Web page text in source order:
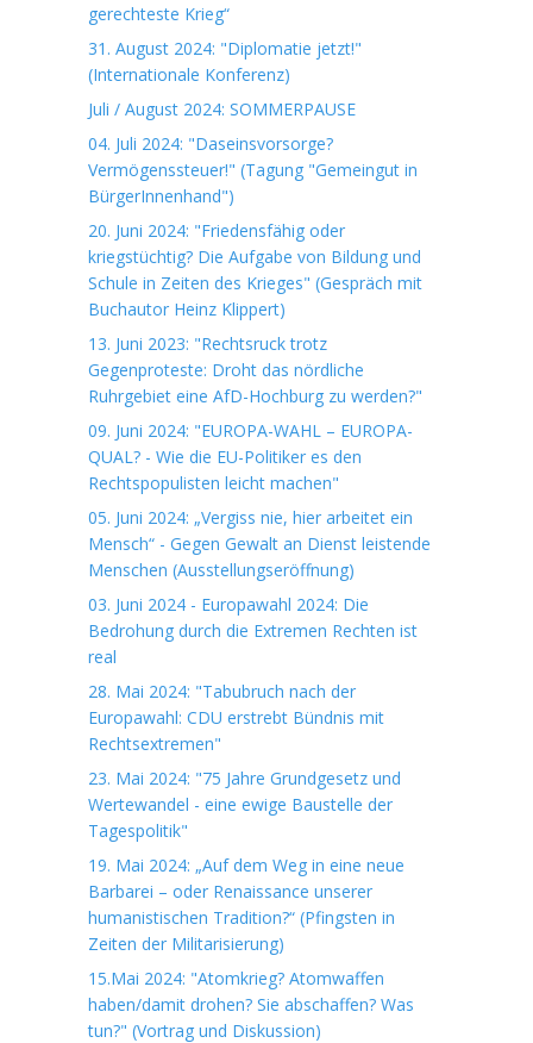
gerechteste Krieg“
31. August 2024: "Diplomatie jetzt!"
(Internationale Konferenz)
Juli / August 2024: SOMMERPAUSE
04. Juli 2024: "Daseinsvorsorge?
Vermögenssteuer!" (Tagung "Gemeingut in
BürgerInnenhand")
20. Juni 2024: "Friedensfähig oder
kriegstüchtig? Die Aufgabe von Bildung und
Schule in Zeiten des Krieges" (Gespräch mit
Buchautor Heinz Klippert)
13. Juni 2023: "Rechtsruck trotz
Gegenproteste: Droht das nördliche
Ruhrgebiet eine AfD-Hochburg zu werden?"
09. Juni 2024: "EUROPA-WAHL – EUROPA-
QUAL? - Wie die EU-Politiker es den
Rechtspopulisten leicht machen"
05. Juni 2024: „Vergiss nie, hier arbeitet ein
Mensch“ - Gegen Gewalt an Dienst leistende
Menschen (Ausstellungseröffnung)
03. Juni 2024 - Europawahl 2024: Die
Bedrohung durch die Extremen Rechten ist
real
28. Mai 2024: "Tabubruch nach der
Europawahl: CDU erstrebt Bündnis mit
Rechtsextremen"
23. Mai 2024: "75 Jahre Grundgesetz und
Wertewandel - eine ewige Baustelle der
Tagespolitik"
19. Mai 2024: „Auf dem Weg in eine neue
Barbarei – oder Renaissance unserer
humanistischen Tradition?“ (Pfingsten in
Zeiten der Militarisierung)
15.Mai 2024: "Atomkrieg? Atomwaffen
haben/damit drohen? Sie abschaffen? Was
tun?" (Vortrag und Diskussion)